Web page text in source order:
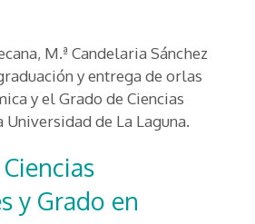
M.ª Candelaria Sánchez
y entrega de orlas
y el Grado de Ciencias
de La Laguna.
y Grado en